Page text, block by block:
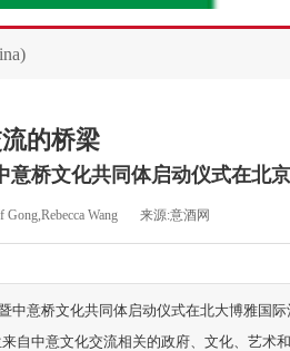
的桥梁
意桥文化共同体启动仪式在北
Gong,Rebecca Wang 来源:意酒网
中意桥文化共同体启动仪式在北大博雅国
自中意文化交流相关的政府、文化、艺术